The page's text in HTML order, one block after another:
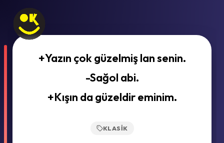
+Yazın çok güzelmiş lan senin.
-Sağol abi.
+Kışın da güzeldir eminim.
KLASIK